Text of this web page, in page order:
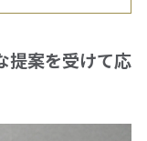
提案を受けて応